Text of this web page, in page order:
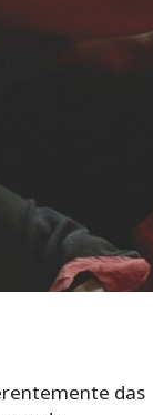
das